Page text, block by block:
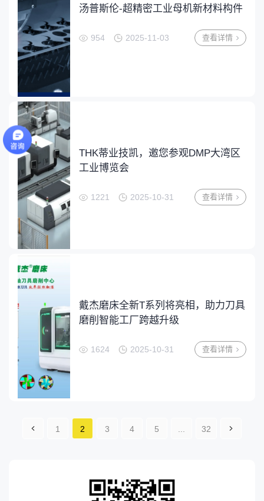
汤普斯伦-超精密工业母机新材料构件
954 2025-11-03 查看详情
THK蒂业技凯，邀您参观DMP大湾区
工业博览会
1221 2025-10-31 查看详情
戴杰磨床全新T系列将亮相，助力刀具
磨削智能工厂跨越升级
1624 2025-10-31 查看详情
1 2 3 4 5 32